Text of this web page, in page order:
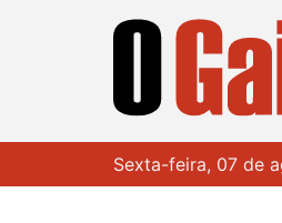
Sexta-feira, 07 de